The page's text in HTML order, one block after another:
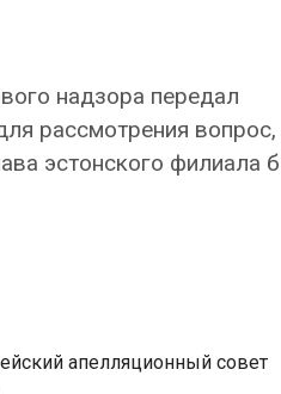
надзора передал
рассмотрения вопрос,
эстонского филиала
апелляционный совет